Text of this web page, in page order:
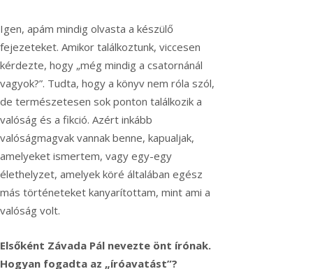
Igen, apám mindig olvasta a készülő
fejezeteket. Amikor találkoztunk, viccesen
kérdezte, hogy „még mindig a csatornánál
vagyok?”. Tudta, hogy a könyv nem róla szól,
de természetesen sok ponton találkozik a
valóság és a fikció. Azért inkább
valóságmagvak vannak benne, kapualjak,
amelyeket ismertem, vagy egy-egy
élethelyzet, amelyek köré általában egész
más történeteket kanyarítottam, mint ami a
valóság volt.
Elsőként Závada Pál nevezte önt írónak.
Hogyan fogadta az „íróavatást”?